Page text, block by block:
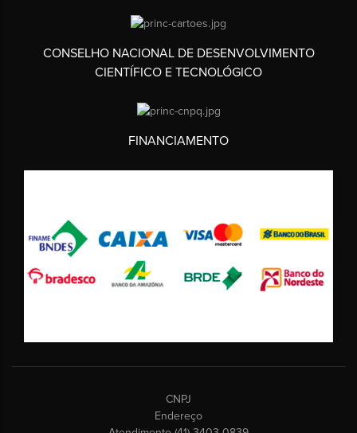
CONSELHO NACIONAL DE DESENVOLVIMENTO
CIENTÍFICO E TECNOLÓGICO
FINANCIAMENTO
CNPJ
Endereço